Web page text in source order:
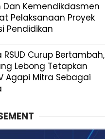
Dan Kemendikdasmen
Pelaksanaan Proyek
Pendidikan
RSUD Curup Bertambah,
Lebong Tetapkan
Agapi Mitra Sebagai